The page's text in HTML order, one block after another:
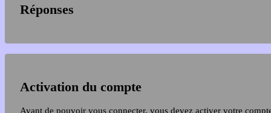
Réponses
Activation du compte
Avant de pouvoir vous connecter, vous devez activer votre